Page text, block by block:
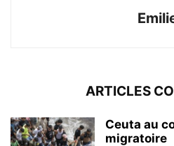
ARTICLES
Ceuta au
migratoire